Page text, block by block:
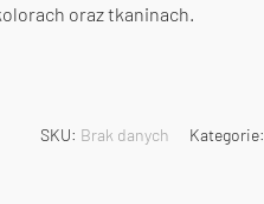
oraz tkaninach.
SKU: Brak danych Kategorie: